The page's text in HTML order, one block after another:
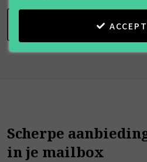
SCHRIJF
Scherpe
in je mailbox